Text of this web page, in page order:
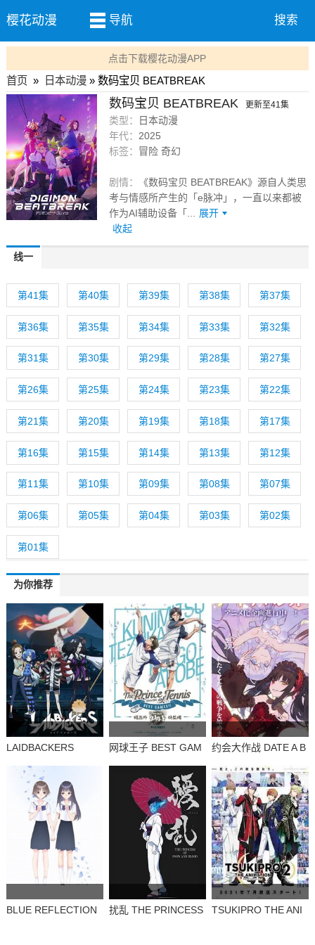
樱花动漫 导航 搜索
点击下载樱花动漫APP
首页 » 日本动漫» 数码宝贝 BEATBREAK
数码宝贝 BEATBREAK 更新至41集
类型：
日本动漫
年代： 2025
标签： 冒险 奇幻
剧情：
《数码宝贝 BEATBREAK》源自人类思
考与情感所产生的「e脉冲」，一直以来都被
作为AI辅助设备「...
展开
收起
线一
第41集 第40集 第39集 第38集 第37集
第36集 第35集 第34集 第33集 第32集
第31集 第30集 第29集 第28集 第27集
第26集 第25集 第24集 第23集 第22集
第21集 第20集 第19集 第18集 第17集
第16集 第15集 第14集 第13集 第12集
第11集 第10集 第09集 第08集 第07集
第06集 第05集 第04集 第03集 第02集
第01集
为你推荐
LAIDBACKERS
网球王子 BEST GAM
ES!!
约会大作战 DATE A B
ULLET
BLUE REFLECTION
扰乱 THE PRINCESS
TSUKIPRO THE ANI